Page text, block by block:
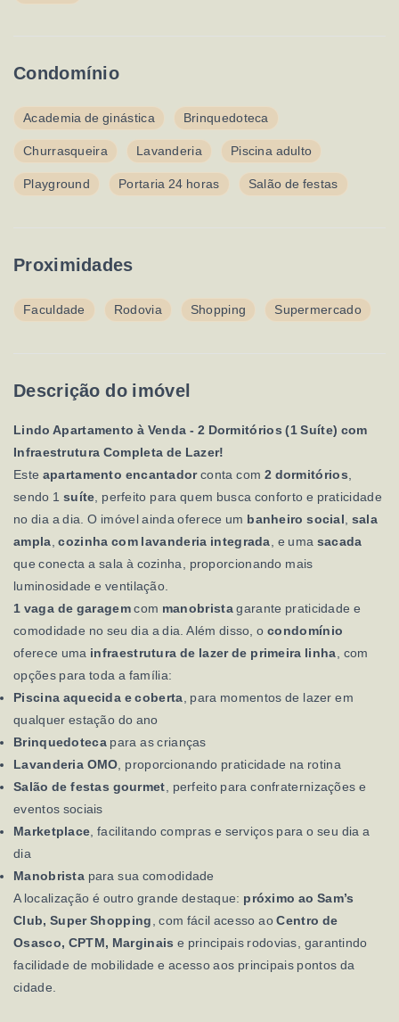
Condomínio
Academia de ginástica Brinquedoteca
Churrasqueira Lavanderia Piscina adulto
Playground Portaria 24 horas Salão de festas
Proximidades
Faculdade Rodovia Shopping Supermercado
Descrição do imóvel
Lindo Apartamento à Venda - 2 Dormitórios (1 Suíte) com
Infraestrutura Completa de Lazer!
Este apartamento encantadorconta com 2 dormitórios
sendo 1 suíte , perfeito para quem busca conforto e praticidade
no dia a dia. O imóvel ainda oferece um banheiro social sala
ampla ,cozinha com lavanderia integrada , e uma sacada
que conecta a sala à cozinha, proporcionando mais
luminosidade e ventilação.
1 vaga de garagemcom manobristagarante praticidade e
comodidade no seu dia a dia. Além disso, ocondomínio
oferece uma infraestrutura de lazer de primeira linha , com
opções para toda a família:
Piscina aquecida e coberta , para momentos de lazer em
qualquer estação do ano
Brinquedotecapara as crianças
Lavanderia OMO , proporcionando praticidade na rotina
Salão de festas gourmet , perfeito para confraternizações e
eventos sociais
Marketplace , facilitando compras e serviços para o seu dia a
dia
Manobrista para sua comodidade
A localização é outro grande destaque: próximo ao Sam’s
Club, Super Shopping , com fácil acesso aoCentro de
Osasco, CPTM, Marginais e principais rodovias, garantindo
facilidade de mobilidade e acesso aos principais pontos da
cidade.